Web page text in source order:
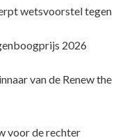
wetsvoorstel tegen
2026
van de Renew the
voor de rechter